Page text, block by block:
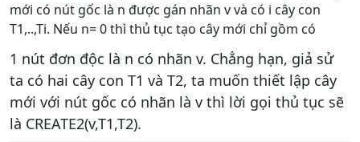
mới có nút gốc là n được gán nhãn v và có i cây con
T1,..,Ti. Nếu n= 0 thì thủ tục tạo cây mới chỉ gồm có
1 nút đơn độc là n có nhãn v. Chẳng hạn, giả sử
ta có hai cây con T1 và T2, ta muốn thiết lập cây
mới với nút gốc có nhãn là v thì lời gọi thủ tục sẽ
là CREATE2(v,T1,T2).